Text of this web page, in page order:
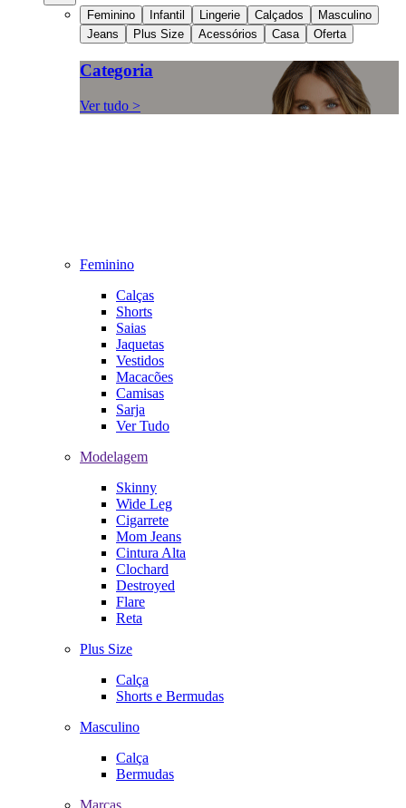
Feminino Infantil Lingerie Calçados
Masculino
Jeans
Plus Size Acessórios Casa Oferta
Categoria
Ver tudo >
Feminino
Calças
Shorts
Saias
Jaquetas
Vestidos
Macacões
Camisas
Sarja
Ver Tudo
Modelagem
Skinny
Wide Leg
Cigarrete
Mom Jeans
Cintura Alta
Clochard
Destroyed
Flare
Reta
Plus Size
Calça
Shorts e Bermudas
Masculino
Calça
Bermudas
Marcas